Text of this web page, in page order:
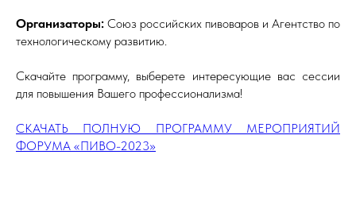
Организаторы: Союз российских пивоваров и Агентство по
технологическому развитию.
Скачайте программу, выберете интересующие вас сессии
для повышения Вашего профессионализма!
СКАЧАТЬ ПОЛНУЮ ПРОГРАММУ МЕРОПРИЯТИЙ
ФОРУМА «ПИВО-2023»